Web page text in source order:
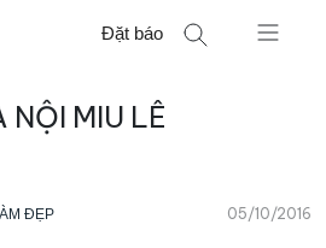
Đặt báo
NỘI MIU LÊ
ĐẸP 05/10/2016